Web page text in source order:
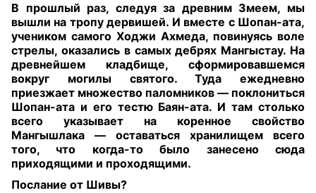
В прошлый раз, следуя за древним Змеем, мы
вышли на тропу дервишей. И вместе с Шопан-ата,
учеником самого Ходжи Ахмеда, повинуясь воле
стрелы, оказались в самых дебрях Мангыстау. На
древнейшем кладбище, сформировавшемся
вокруг могилы святого. Туда ежедневно
приезжает множество паломников — поклониться
Шопан-ата и его тестю Баян-ата. И там столько
всего указывает на коренное свойство
Мангышлака — оставаться хранилищем всего
того, что когда-то было занесено сюда
приходящими и проходящими.
Послание от Шивы?